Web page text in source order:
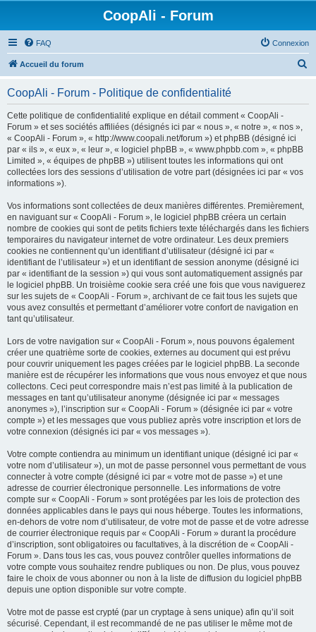
CoopAli - Forum
FAQ Connexion
Accueil du forum
CoopAli - Forum - Politique de confidentialité
Cette politique de confidentialité explique en détail comment « CoopAli -
Forum » et ses sociétés affiliées (désignés ici par « nous », « notre », « nos »,
« CoopAli - Forum », « http://www.coopali.net/forum ») et phpBB (désigné ici
par « ils », « eux », « leur », « logiciel phpBB », « www.phpbb.com », « phpBB
Limited », « équipes de phpBB ») utilisent toutes les informations qui ont
collectées lors des sessions d’utilisation de votre part (désignées ici par « vos
informations »).
Vos informations sont collectées de deux manières différentes. Premièrement,
en naviguant sur « CoopAli - Forum », le logiciel phpBB créera un certain
nombre de cookies qui sont de petits fichiers texte téléchargés dans les fichiers
temporaires du navigateur internet de votre ordinateur. Les deux premiers
cookies ne contiennent qu’un identifiant d’utilisateur (désigné ici par «
identifiant de l’utilisateur ») et un identifiant de session anonyme (désigné ici
par « identifiant de la session ») qui vous sont automatiquement assignés par
le logiciel phpBB. Un troisième cookie sera créé une fois que vous naviguerez
sur les sujets de « CoopAli - Forum », archivant de ce fait tous les sujets que
vous avez consultés et permettant d’améliorer votre confort de navigation en
tant qu’utilisateur.
Lors de votre navigation sur « CoopAli - Forum », nous pouvons également
créer une quatrième sorte de cookies, externes au document qui est prévu
pour couvrir uniquement les pages créées par le logiciel phpBB. La seconde
manière est de récupérer les informations que vous nous envoyez et que nous
collectons. Ceci peut correspondre mais n’est pas limité à la publication de
messages en tant qu’utilisateur anonyme (désignée ici par « messages
anonymes »), l’inscription sur « CoopAli - Forum » (désignée ici par « votre
compte ») et les messages que vous publiez après votre inscription et lors de
votre connexion (désignés ici par « vos messages »).
Votre compte contiendra au minimum un identifiant unique (désigné ici par «
votre nom d’utilisateur »), un mot de passe personnel vous permettant de vous
connecter à votre compte (désigné ici par « votre mot de passe ») et une
adresse de courrier électronique personnelle. Les informations de votre
compte sur « CoopAli - Forum » sont protégées par les lois de protection des
données applicables dans le pays qui nous héberge. Toutes les informations,
en-dehors de votre nom d’utilisateur, de votre mot de passe et de votre adresse
de courrier électronique requis par « CoopAli - Forum » durant la procédure
d’inscription, sont obligatoires ou facultatives, à la discrétion de « CoopAli -
Forum ». Dans tous les cas, vous pouvez contrôler quelles informations de
votre compte vous souhaitez rendre publiques ou non. De plus, vous pouvez
faire le choix de vous abonner ou non à la liste de diffusion du logiciel phpBB
depuis une option disponible sur votre compte.
Votre mot de passe est crypté (par un cryptage à sens unique) afin qu’il soit
sécurisé. Cependant, il est recommandé de ne pas utiliser le même mot de